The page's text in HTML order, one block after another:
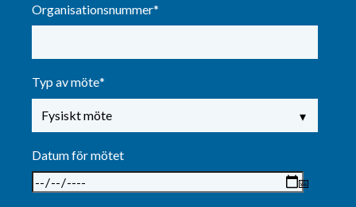
Organisationsnummer*
Typ av möte*
Datum för mötet